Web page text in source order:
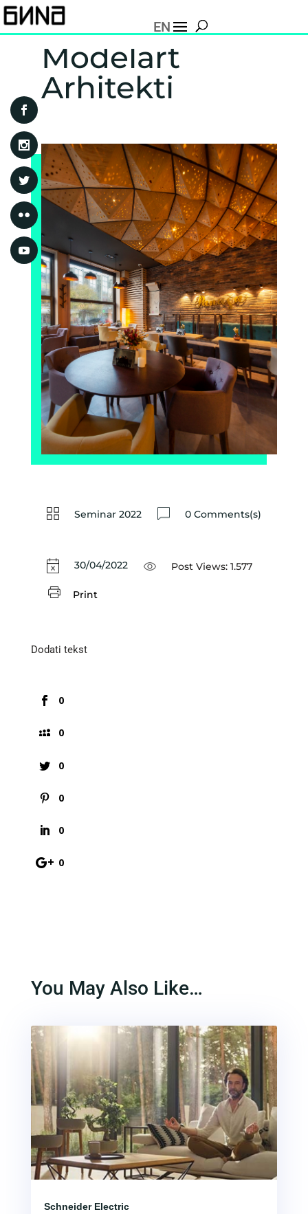
EN
Modelart
Arhitekti
Seminar 2022 0 Comments(s)
30/04/2022 Post Views: 1.577
Print
Dodati tekst
0
0
0
0
0
0
You May Also Like…
Schneider Electric